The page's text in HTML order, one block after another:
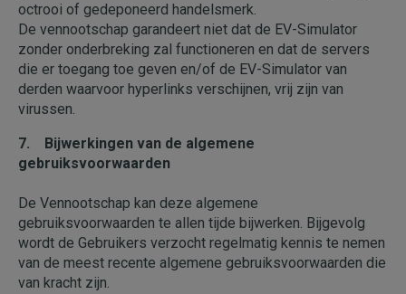
octrooi of gedeponeerd handelsmerk.
De vennootschap garandeert niet dat de EV-Simulator
zonder onderbreking zal functioneren en dat de servers
die er toegang toe geven en/of de EV-Simulator van
derden waarvoor hyperlinks verschijnen, vrij zijn van
virussen.
7. Bijwerkingen van de algemene
gebruiksvoorwaarden
De Vennootschap kan deze algemene
gebruiksvoorwaarden te allen tijde bijwerken. Bijgevolg
wordt de Gebruikers verzocht regelmatig kennis te nemen
van de meest recente algemene gebruiksvoorwaarden die
van kracht zijn.